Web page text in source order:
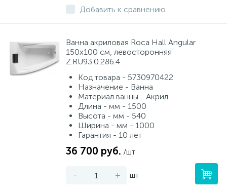
Добавить к сравнению
Ванна акриловая Roca Hall Angular
150х100 см, левосторонняя
Z.RU93.0.286.4
Код товара - 5730970422
Назначение - Ванна
Материал ванны - Акрил
Длина - мм - 1500
Высота - мм - 540
Ширина - мм - 1000
Гарантия - 10 лет
36 700 руб. /шт
- + шт